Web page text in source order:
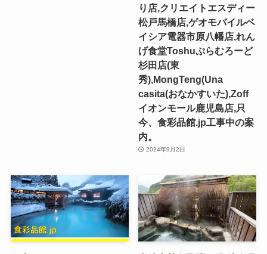
り店,クリエイトエスディー
松戸馬橋店,ゲオモバイルベ
イシア電器市原八幡店,れん
げ食堂Toshuぷらむろーど
杉田店(東
秀),MongTeng(Una
casita(おなかすいた),Zoff
イオンモール鹿児島店,只
今、食彩品館.jp工事中の案
内。
2024年9月2日